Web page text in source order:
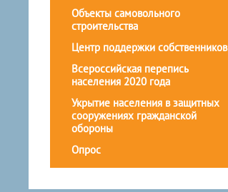
Объекты самовольного
строительства
Центр поддержки собственников
Всероссийская перепись
населения 2020 года
Укрытие населения в защитных
сооружениях гражданской
обороны
Опрос